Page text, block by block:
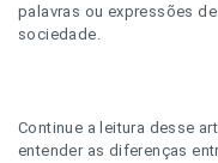
palavras ou expressões
sociedade.
Continue a leitura desse
entender as diferenças